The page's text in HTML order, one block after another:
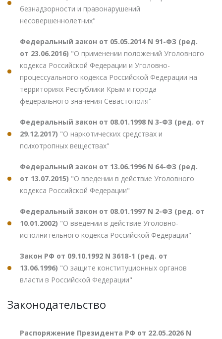
безнадзорности и правонарушений
несовершеннолетних"
Федеральный закон от 05.05.2014 N 91-ФЗ (ред.
от 23.06.2016) "О применении положений Уголовного
кодекса Российской Федерации и Уголовно-
процессуального кодекса Российской Федерации на
территориях Республики Крым и города
федерального значения Севастополя"
Федеральный закон от 08.01.1998 N 3-ФЗ (ред. от
29.12.2017) "О наркотических средствах и
психотропных веществах"
Федеральный закон от 13.06.1996 N 64-ФЗ (ред.
от 13.07.2015) "О введении в действие Уголовного
кодекса Российской Федерации"
Федеральный закон от 08.01.1997 N 2-ФЗ (ред. от
10.01.2002) "О введении в действие Уголовно-
исполнительного кодекса Российской Федерации"
Закон РФ от 09.10.1992 N 3618-1 (ред. от
13.06.1996) "О защите конституционных органов
власти в Российской Федерации"
Законодательство
Распоряжение Президента РФ от 22.05.2026 N